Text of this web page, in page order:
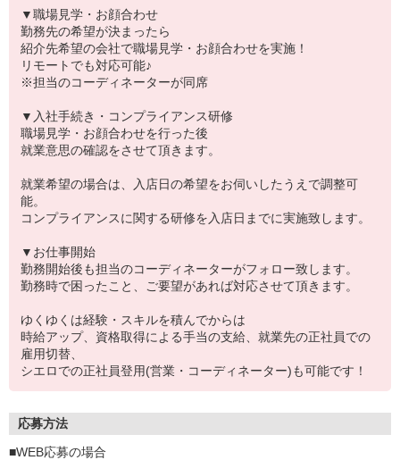
▼職場見学・お顔合わせ
勤務先の希望が決まったら
紹介先希望の会社で職場見学・お顔合わせを実施！
リモートでも対応可能♪
※担当のコーディネーターが同席
▼入社手続き・コンプライアンス研修
職場見学・お顔合わせを行った後
就業意思の確認をさせて頂きます。
就業希望の場合は、入店日の希望をお伺いしたうえで調整可
能。
コンプライアンスに関する研修を入店日までに実施致します。
▼お仕事開始
勤務開始後も担当のコーディネーターがフォロー致します。
勤務時で困ったこと、ご要望があれば対応させて頂きます。
ゆくゆくは経験・スキルを積んでからは
時給アップ、資格取得による手当の支給、就業先の正社員での
雇用切替、
シエロでの正社員登用(営業・コーディネーター)も可能です！
応募方法
■WEB応募の場合